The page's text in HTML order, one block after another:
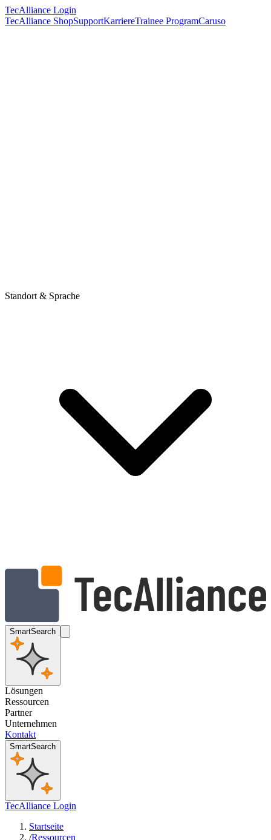
TecAlliance Login
TecAlliance ShopSupportKarriereTrainee ProgramCaruso
Standort & Sprache
SmartSearch
Lösungen
Ressourcen
Partner
Unternehmen
Kontakt
SmartSearch
TecAlliance Login
Startseite
/Ressourcen